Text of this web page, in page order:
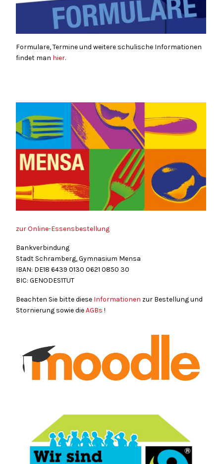
Formulare, Termine und weitere schulische Informationen
findet man hier.
zur Online-Essensbestellung
Bankverbindung
Stadt Schramberg, Gymnasium Mensa
IBAN: DE18 6439 0130 0621 0850 30
BIC: GENODES1TUT
Beachten Sie bitte diese Informationen zur Bestellung und
Stornierung sowie dieAGBs !